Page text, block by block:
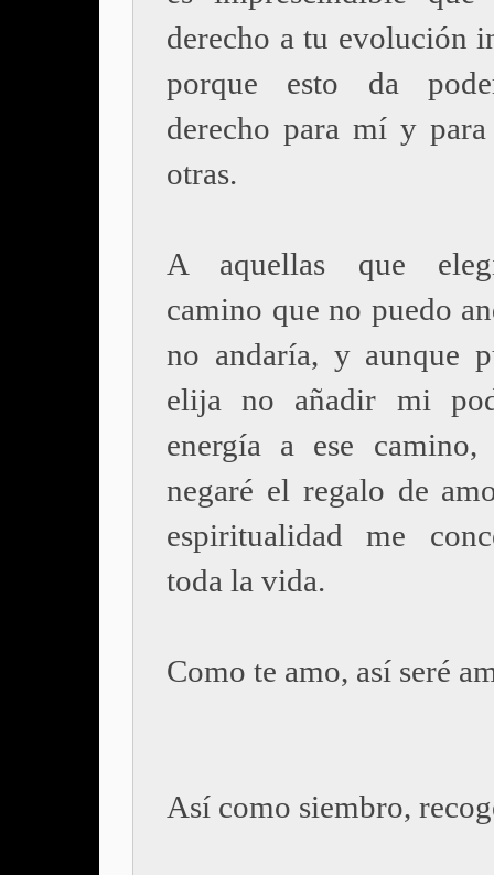
derecho a tu evolución
porque esto da
derecho para mí y para
otras.
A aquellas que
camino que no puedo
no andaría, y aunque
elija no añadir mi
energía a ese camino,
negaré el regalo de
espiritualidad me
toda la vida.
Como te amo, así seré
Así como siembro,